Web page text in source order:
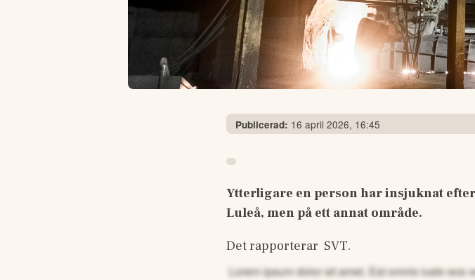
Publicerad: 16 april 2026, 16:45
Ytterligare en person har insjuknat
Luleå, men på ett annat område.
Det rapporterar  SVT.
Lorem ipsum dolor sit amet. Est omnis iusto eos